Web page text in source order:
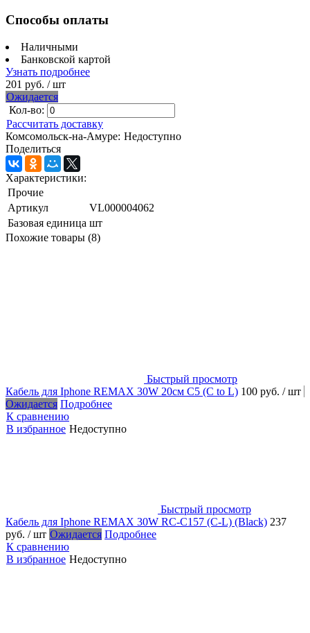
Способы оплаты
Наличными
Банковской картой
Узнать подробнее
201 руб. / шт
Ожидается
Кол-во:
Рассчитать доставку
Комсомольск-на-Амуре: Недоступно
Поделиться
Характеристики:
Прочие
Артикул
VL000004062
Базовая единица шт
Похожие товары (8)
Быстрый просмотр
Кабель для Iphone REMAX 30W 20см C5 (C to L) 100 руб. / шт
Ожидается Подробнее
К сравнению
В избранное Недоступно
Быстрый просмотр
Кабель для Iphone REMAX 30W RC-C157 (C-L) (Black) 237
руб. / шт Ожидается Подробнее
К сравнению
В избранное Недоступно